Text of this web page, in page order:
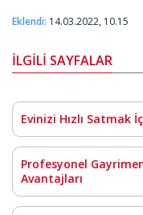
Eklendi: 14.03.2022, 10.15
İLGİLİ SAYFALAR
Evinizi Hızlı Satmak
Profesyonel
Avantajları